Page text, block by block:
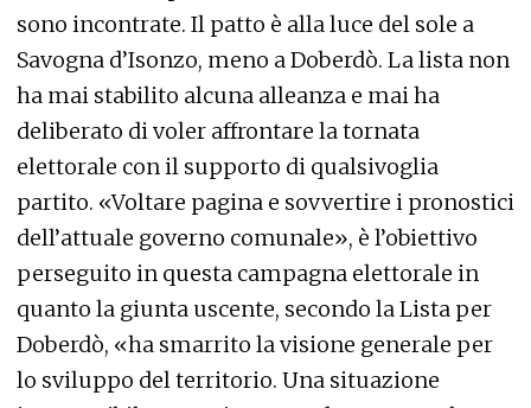
sono incontrate. Il patto è alla luce del sole a
Savogna d’Isonzo, meno a Doberdò. La lista non
ha mai stabilito alcuna alleanza e mai ha
deliberato di voler affrontare la tornata
elettorale con il supporto di qualsivoglia
partito. «Voltare pagina e sovvertire i pronostici
dell’attuale governo comunale», è l’obiettivo
perseguito in questa campagna elettorale in
quanto la giunta uscente, secondo la Lista per
Doberdò, «ha smarrito la visione generale per
lo sviluppo del territorio. Una situazione